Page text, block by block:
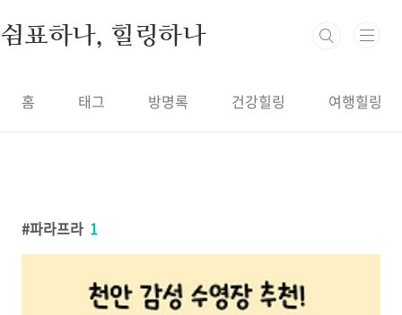
쉼표하나, 힐링하나
홈 태그 방명록 건강힐링 여행힐링
파라프라 1